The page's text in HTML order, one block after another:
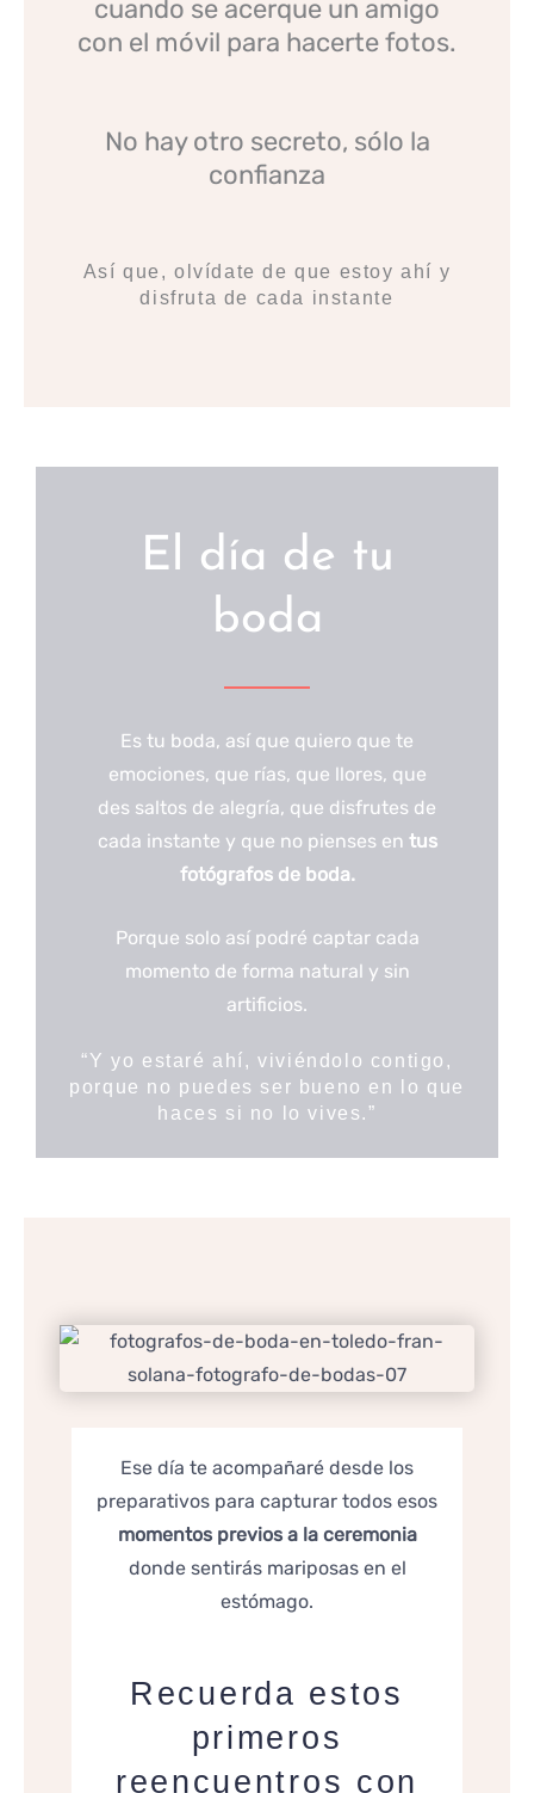
cuando se acerque un amigo
con el móvil para hacerte fotos.
No hay otro secreto, sólo la
confianza
Así que, olvídate de que estoy ahí y
disfruta de cada instante
El día de tu
boda
Es tu boda, así que quiero que te
emociones, que rías, que llores, que
des saltos de alegría, que disfrutes de
cada instante y que no pienses en tus
fotógrafos de boda.
Porque solo así podré captar cada
momento de forma natural y sin
artificios.
“Y yo estaré ahí, viviéndolo contigo,
porque no puedes ser bueno en lo que
haces si no lo vives.”
Ese día te acompañaré desde los
preparativos para capturar todos esos
momentos previos a la ceremonia
donde sentirás mariposas en el
estómago.
Recuerda estos
primeros
reencuentros con